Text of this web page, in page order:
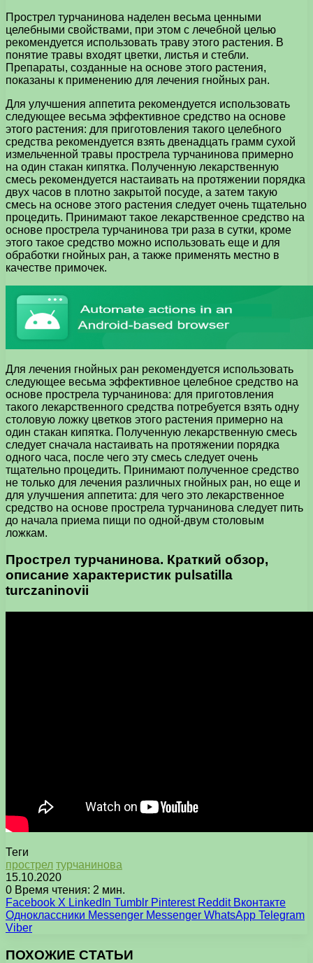
Прострел турчанинова наделен весьма ценными
целебными свойствами, при этом с лечебной целью
рекомендуется использовать траву этого растения. В
понятие травы входят цветки, листья и стебли.
Препараты, созданные на основе этого растения,
показаны к применению для лечения гнойных ран.
Для улучшения аппетита рекомендуется использовать
следующее весьма эффективное средство на основе
этого растения: для приготовления такого целебного
средства рекомендуется взять двенадцать грамм сухой
измельченной травы прострела турчанинова примерно
на один стакан кипятка. Полученную лекарственную
смесь рекомендуется настаивать на протяжении порядка
двух часов в плотно закрытой посуде, а затем такую
смесь на основе этого растения следует очень тщательно
процедить. Принимают такое лекарственное средство на
основе прострела турчанинова три раза в сутки, кроме
этого такое средство можно использовать еще и для
обработки гнойных ран, а также применять местно в
качестве примочек.
Для лечения гнойных ран рекомендуется использовать
следующее весьма эффективное целебное средство на
основе прострела турчанинова: для приготовления
такого лекарственного средства потребуется взять одну
столовую ложку цветков этого растения примерно на
один стакан кипятка. Полученную лекарственную смесь
следует сначала настаивать на протяжении порядка
одного часа, после чего эту смесь следует очень
тщательно процедить. Принимают полученное средство
не только для лечения различных гнойных ран, но еще и
для улучшения аппетита: для чего это лекарственное
средство на основе прострела турчанинова следует пить
до начала приема пищи по одной-двум столовым
ложкам.
Прострел турчанинова. Краткий обзор,
описание характеристик pulsatilla
turczaninovii
Теги
прострел турчанинова
15.10.2020
0 Время чтения: 2 мин.
Facebook X LinkedIn Tumblr Pinterest Reddit Вконтакте
Одноклассники Messenger Messenger WhatsApp Telegram
Viber
ПОХОЖИЕ СТАТЬИ